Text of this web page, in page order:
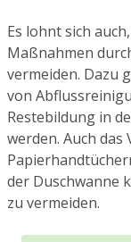
Es lohnt sich
Maßnahmen
vermeiden. Dazu
von
Restebildung in
werden. Auch
der Duschwanne
zu vermeiden.